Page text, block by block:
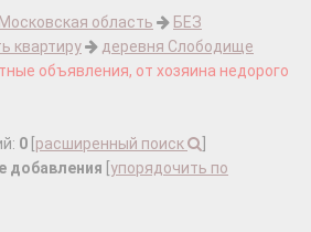
Московская область
БЕЗ
квартиру
деревня Слободище
объявления, от хозяина недорого
0 расширенный поиск
добавления упорядочить по